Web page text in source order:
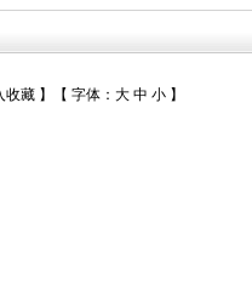
收藏 】【 字体： 大 中 小 】